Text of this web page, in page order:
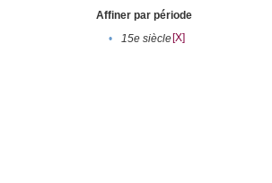
Affiner par période
•
15e siècle[X]